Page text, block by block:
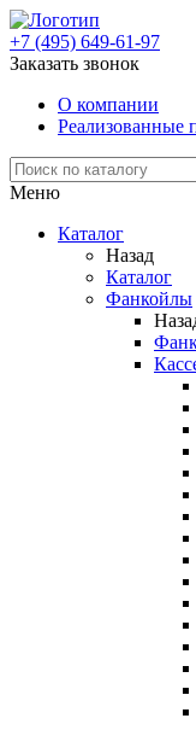
+7 (495) 649-61-97
Заказать звонок
О компании
Реализованные
Меню
Каталог
Назад
Каталог
Фанкойлы